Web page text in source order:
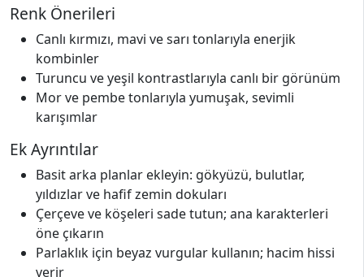
Renk Önerileri
Canlı kırmızı, mavi ve sarı tonlarıyla enerjik
kombinler
Turuncu ve yeşil kontrastlarıyla canlı bir görünüm
Mor ve pembe tonlarıyla yumuşak, sevimli
karışımlar
Ek Ayrıntılar
Basit arka planlar ekleyin: gökyüzü, bulutlar,
yıldızlar ve hafif zemin dokuları
Çerçeve ve köşeleri sade tutun; ana karakterleri
öne çıkarın
Parlaklık için beyaz vurgular kullanın; hacim hissi
verir